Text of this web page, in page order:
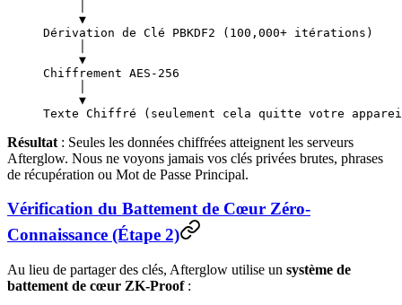
     ▼
Dérivation de Clé PBKDF2 (100,000+ itérations)
     ▼
Chiffrement AES-256
     ▼
Texte Chiffré (seulement cela quitte votre
Résultat : Seules les données chiffrées atteignent les serveurs
Afterglow. Nous ne voyons jamais vos clés privées brutes, phrases
de récupération ou Mot de Passe Principal.
Vérification du Battement de Cœur Zéro-
Connaissance (Étape 2)
Au lieu de partager des clés, Afterglow utilise un système de
battement de cœur ZK-Proof: